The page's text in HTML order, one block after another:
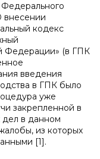
внесении
кодекс
Федерации» (в ГПК
введения
в ГПК было
уже
закрепленной в
в данном
из которых
[1].